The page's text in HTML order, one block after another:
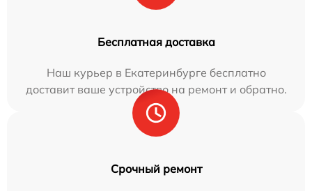
Бесплатная доставка
Наш курьер в Екатеринбурге бесплатно
доставит ваше устройство на ремонт и обратно.
Срочный ремонт